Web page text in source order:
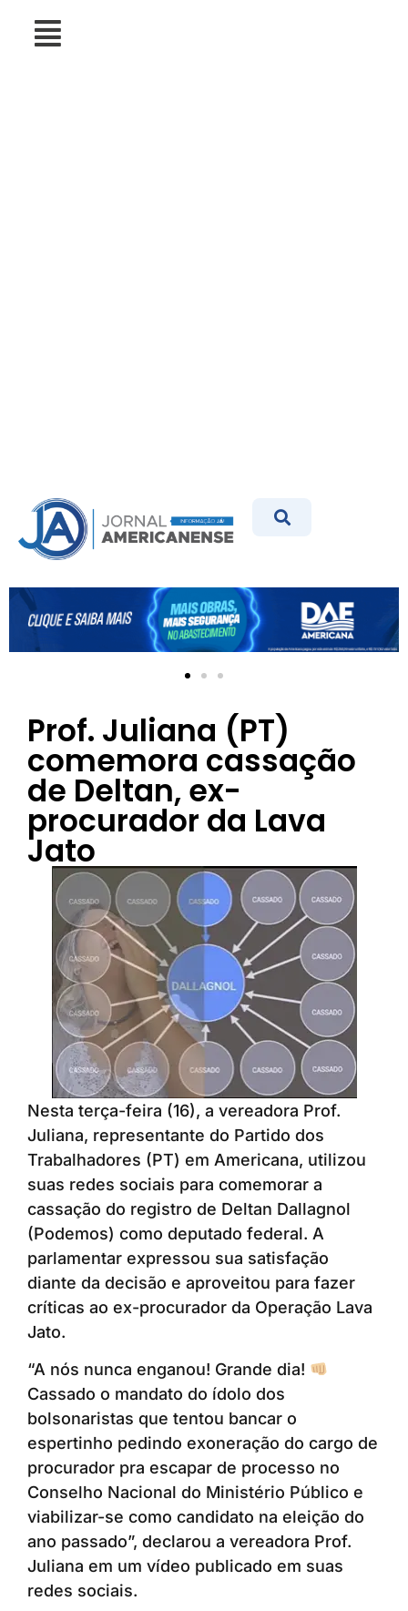
Prof. Juliana (PT)
comemora cassação
de Deltan, ex-
procurador da Lava
Jato
Nesta terça-feira (16), a vereadora Prof.
Juliana, representante do Partido dos
Trabalhadores (PT) em Americana, utilizou
suas redes sociais para comemorar a
cassação do registro de Deltan Dallagnol
(Podemos) como deputado federal. A
parlamentar expressou sua satisfação
diante da decisão e aproveitou para fazer
críticas ao ex-procurador da Operação Lava
Jato.
“A nós nunca enganou! Grande dia!
Cassado o mandato do ídolo dos
bolsonaristas que tentou bancar o
espertinho pedindo exoneração do cargo de
procurador pra escapar de processo no
Conselho Nacional do Ministério Público e
viabilizar-se como candidato na eleição do
ano passado”, declarou a vereadora Prof.
Juliana em um vídeo publicado em suas
redes sociais.